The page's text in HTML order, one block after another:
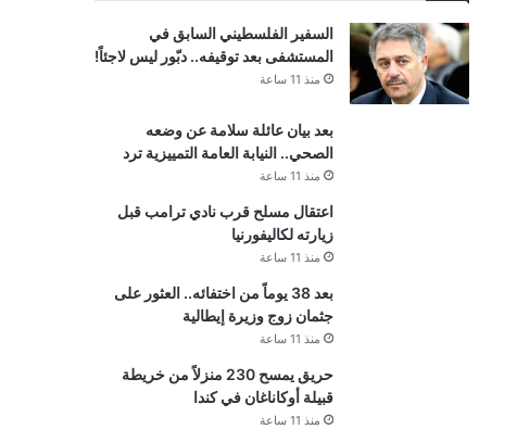
السفير الفلسطيني السابق في
المستشفى بعد توقيفه.. دبّور ليس لاجئاً!
منذ 11 ساعة
بعد بيان عائلة سلامة عن وضعه
الصحي.. النيابة العامة التمييزية ترد
منذ 11 ساعة
اعتقال مسلح قرب نادي ترامب قبل
زيارته لكاليفورنيا
منذ 11 ساعة
بعد 38 يوماً من اختفائه.. العثور على
جثمان زوج وزيرة إيطالية
منذ 11 ساعة
حريق يمسح 230 منزلاً من خريطة
قبيلة أوكاناغان في كندا
منذ 11 ساعة